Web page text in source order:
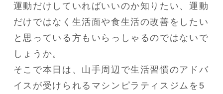
運動だけしていればいいのか知りたい、運動
だけではなく生活面や食生活の改善をしたい
と思っている方もいらっしゃるのではないで
しょうか。
そこで本日は、山手周辺で生活習慣のアドバ
イスが受けられるマシンピラティスジムを5